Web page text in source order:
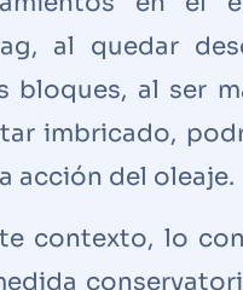
al quedar
bloques, al ser
imbricado,
acción del oleaje.
contexto, lo